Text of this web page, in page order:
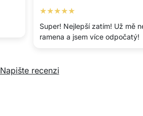
★★★★★
Super! Nejlepší zatím! Už mě
ramena a jsem více odpočatý!
Napište recenzi